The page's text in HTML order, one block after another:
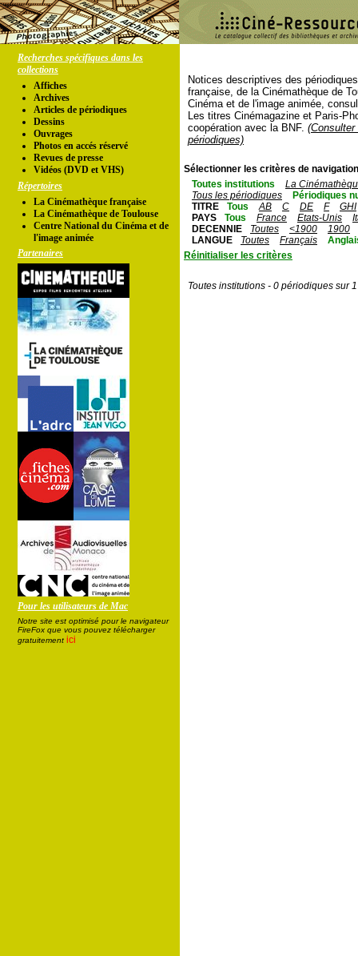
Recherches spécifiques dans les
collections
Affiches
Archives
Articles de périodiques
Dessins
Ouvrages
Photos en accés réservé
Revues de presse
Vidéos (DVD et VHS)
Répertoires
La Cinémathèque française
La Cinémathèque de Toulouse
Centre National du Cinéma et de
l'image animée
Partenaires
Pour les utilisateurs de Mac
Notre site est optimisé pour le navigateur
FireFox que vous pouvez télécharger
gratuitement ici
Notices descriptives des
française, de la Cinémathèque de
Cinéma et de l'image animée,
Les titres Cinémagazine et Paris-
coopération avec la BNF.
périodiques)
Sélectionner les critères de
Toutes institutions
La
Tous les périodiques
Périodiques
TITRE
Tous AB C DE F
GHI
PAYS
Tous France Etats-Unis
DECENNIE
Toutes <1900
1900
LANGUE
Toutes Français
Réinitialiser les critères
Toutes institutions - 0 périodiques sur